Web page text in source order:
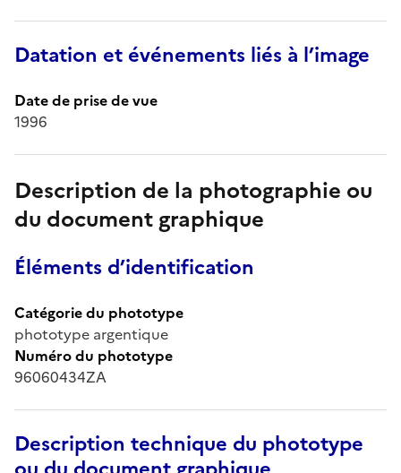
Datation et événements liés à l’image
Date de prise de vue
1996
Description de la photographie ou
du document graphique
Éléments d’identification
Catégorie du phototype
phototype argentique
Numéro du phototype
96060434ZA
Description technique du phototype